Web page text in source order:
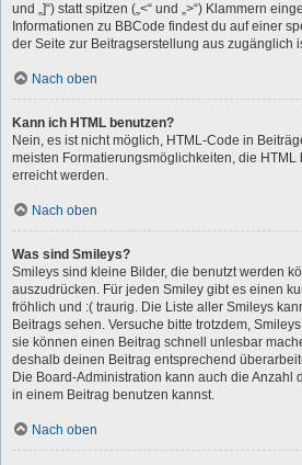
und „]“) statt spitzen („<“ und „>“) Klammern
Informationen zu BBCode findest du auf einer
der Seite zur Beitragserstellung aus zugänglich
Nach oben
Kann ich HTML benutzen?
Nein, es ist nicht möglich, HTML-Code in
meisten Formatierungsmöglichkeiten, die HTML
erreicht werden.
Nach oben
Was sind Smileys?
Smileys sind kleine Bilder, die benutzt werden
auszudrücken. Für jeden Smiley gibt es einen
fröhlich und :( traurig. Die Liste aller Smileys
Beitrags sehen. Versuche bitte trotzdem,
sie können einen Beitrag schnell unlesbar
deshalb deinen Beitrag entsprechend
Die Board-Administration kann auch die Anzahl
in einem Beitrag benutzen kannst.
Nach oben